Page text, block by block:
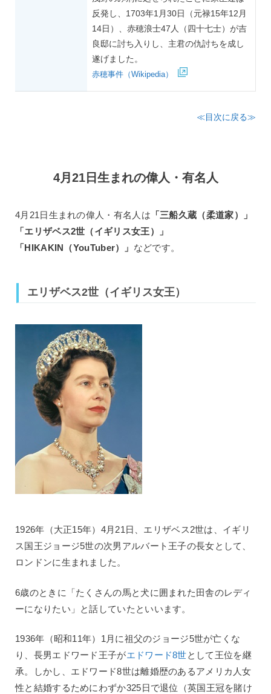
反発し、1703年1月30日（元禄15年12月
14日）、赤穂浪士47人（四十七士）が吉
良邸に討ち入りし、主君の仇討ちを成し
遂げました。
赤穂事件（Wikipedia）
≪目次に戻る≫
4月21日生まれの偉人・有名人
4月21日生まれの偉人・有名人は 「三船久蔵（柔道家）」
「エリザベス2世（イギリス女王）」
「HIKAKIN（YouTuber）」 などです。
エリザベス2世（イギリス女王）
1926年（大正15年）4月21日、エリザベス2世は、イギリ
ス国王ジョージ5世の次男アルバート王子の長女として、
ロンドンに生まれました。
6歳のときに「たくさんの馬と犬に囲まれた田舎のレディ
ーになりたい」と話していたといいます。
1936年（昭和11年）1月に祖父のジョージ5世が亡くな
り、長男エドワード王子がエドワード8世として王位を継
承。しかし、エドワード8世は離婚歴のあるアメリカ人女
性と結婚するためにわずか325日で退位（英国王冠を賭け